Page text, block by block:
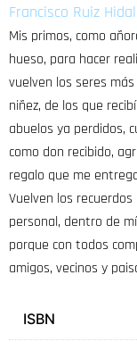
Francisco Ruiz
Mis primos, como
hueso, para hacer
vuelven los seres
niñez, de los que
abuelos ya perdidos,
como don recibido,
regalo que me
Vuelven los
personal, dentro de
porque con todos
amigos, vecinos y
ISBN